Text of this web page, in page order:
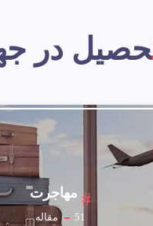
تحصیل در
مهاجرت
51 مقاله